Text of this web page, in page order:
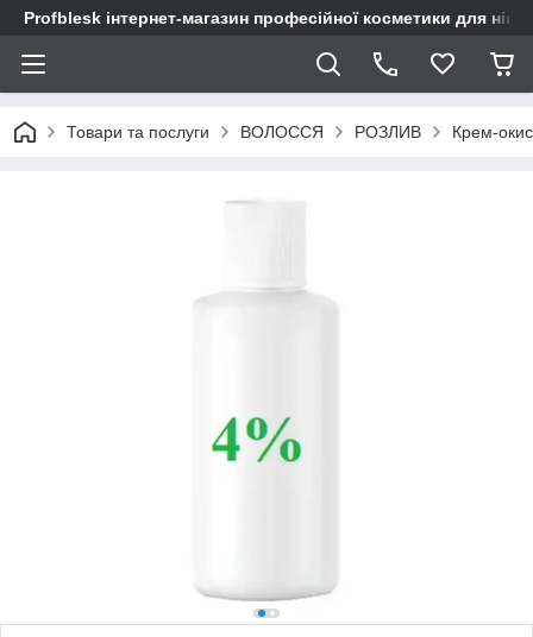
Profblesk інтернет-магазин професійної косметики для
Товари та послуги ВОЛОССЯ РОЗЛИВ Крем-